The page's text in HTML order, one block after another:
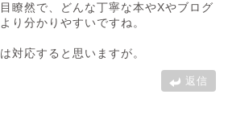
瞭然で、どんな丁寧な本やXやブログ
り分かりやすいですね。
対応すると思いますが。
返信